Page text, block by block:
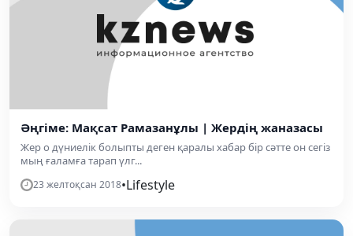
Әңгіме: Мақсат Рамазанұлы | Жердің жаназасы
Жер о дүниелік болыпты деген қаралы хабар бір сәтте он сегіз
мың ғаламға тарап үлг...
23 желтоқсан 2018•Lifestyle